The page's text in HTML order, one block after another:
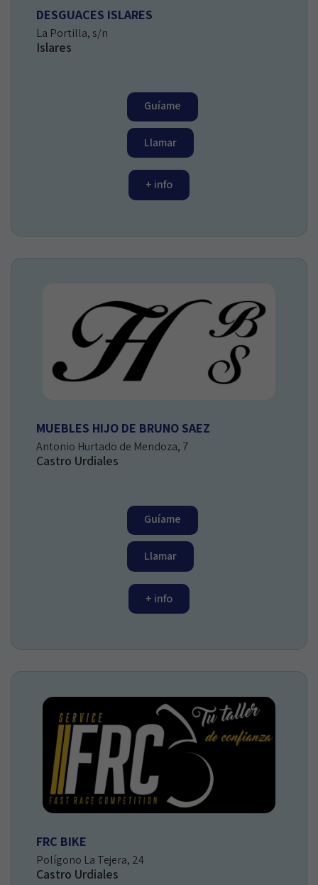
DESGUACES ISLARES
La Portilla, s/n
Islares
Guíame
Llamar
+ info
MUEBLES HIJO DE BRUNO SAEZ
Antonio Hurtado de Mendoza, 7
Castro Urdiales
Guíame
Llamar
+ info
FRC BIKE
Polígono La Tejera, 24
Castro Urdiales